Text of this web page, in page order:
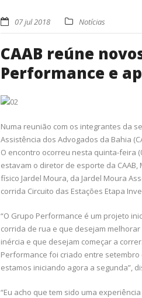
07 jul 2018 Notícias
CAAB reúne
Performance e
Numa reunião com os integrantes da
Assistência dos Advogados da Bahia
O encontro ocorreu nesta quinta-feira
estavam o diretor de esporte da
físico Jardel Moura, da Jardel Moura
corrida Circuito das Estações Etapa
“O Grupo Performance é um projeto
corrida de rua e que desejam
inércia e que desejam começar a
Performance foi criado entre
estamos iniciando agora a segunda”,
“Eu acho que tem sido uma